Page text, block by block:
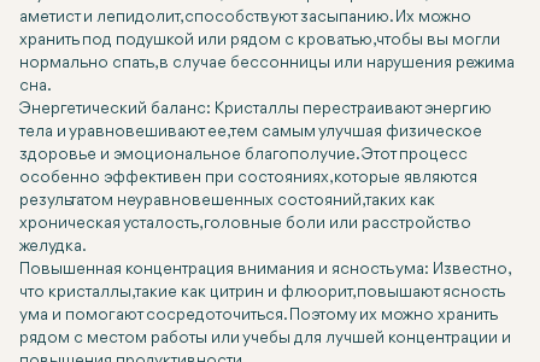
аметист и лепидолит, способствуют засыпанию. Их можно
хранить под подушкой или рядом с кроватью, чтобы вы могли
нормально спать, в случае бессонницы или нарушения режима
сна.
Энергетический баланс: Кристаллы перестраивают энергию
тела и уравновешивают ее, тем самым улучшая физическое
здоровье и эмоциональное благополучие. Этот процесс
особенно эффективен при состояниях, которые являются
результатом неуравновешенных состояний, таких как
хроническая усталость, головные боли или расстройство
желудка.
Повышенная концентрация внимания и ясность ума: Известно,
что кристаллы, такие как цитрин и флюорит, повышают ясность
ума и помогают сосредоточиться. Поэтому их можно хранить
рядом с местом работы или учебы для лучшей концентрации и